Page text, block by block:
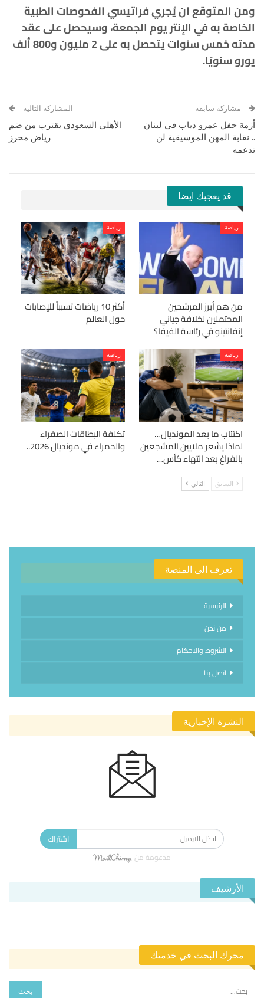
ومن المتوقع ان يُجري فراتيسي الفحوصات الطبية
الخاصة به في الإنتر يوم الجمعة، وسيحصل على عقد
مدته خمس سنوات يتحصل به على 2 مليون و800 ألف
يورو سنويًا.
مشاركة سابقة
أزمة حفل عمرو دياب في لبنان
.. نقابة المهن الموسيقية لن
تدعمه
المشاركة التالية
الأهلي السعودي يقترب من ضم
رياض محرز
قد يعجبك ايضا
رياضة
من هم أبرز المرشحين
المحتملين لخلافة جياني
إنفانتينو في رئاسة الفيفا؟
رياضة
أكثر 10 رياضات تسبباً للإصابات
حول العالم
رياضة
اكتئاب ما بعد المونديال…
لماذا يشعر ملايين المشجعين
بالفراغ بعد انتهاء كأس…
رياضة
تكلفة البطاقات الصفراء
والحمراء في مونديال 2026..
السابق التالي
تعرف الى المنصة
الرئيسية
من نحن
الشروط والاحكام
اتصل بنا
النشرة الإخبارية
اشتراك
مدعومة من
الأرشيف
محرك البحث في خدمتك